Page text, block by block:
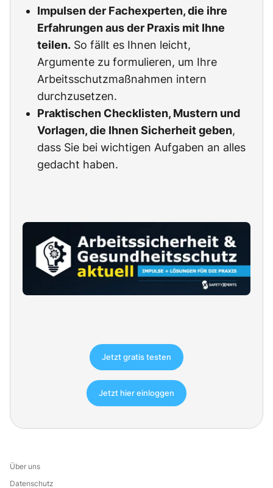
Impulsen der Fachexperten, die ihre
Erfahrungen aus der Praxis mit Ihne
teilen. So fällt es Ihnen leicht,
Argumente zu formulieren, um Ihre
Arbeitsschutzmaßnahmen intern
durchzusetzen.
Praktischen Checklisten, Mustern und
Vorlagen, die Ihnen Sicherheit geben,
dass Sie bei wichtigen Aufgaben an alles
gedacht haben.
Jetzt gratis testen
Jetzt hier einloggen
Über uns
Datenschutz